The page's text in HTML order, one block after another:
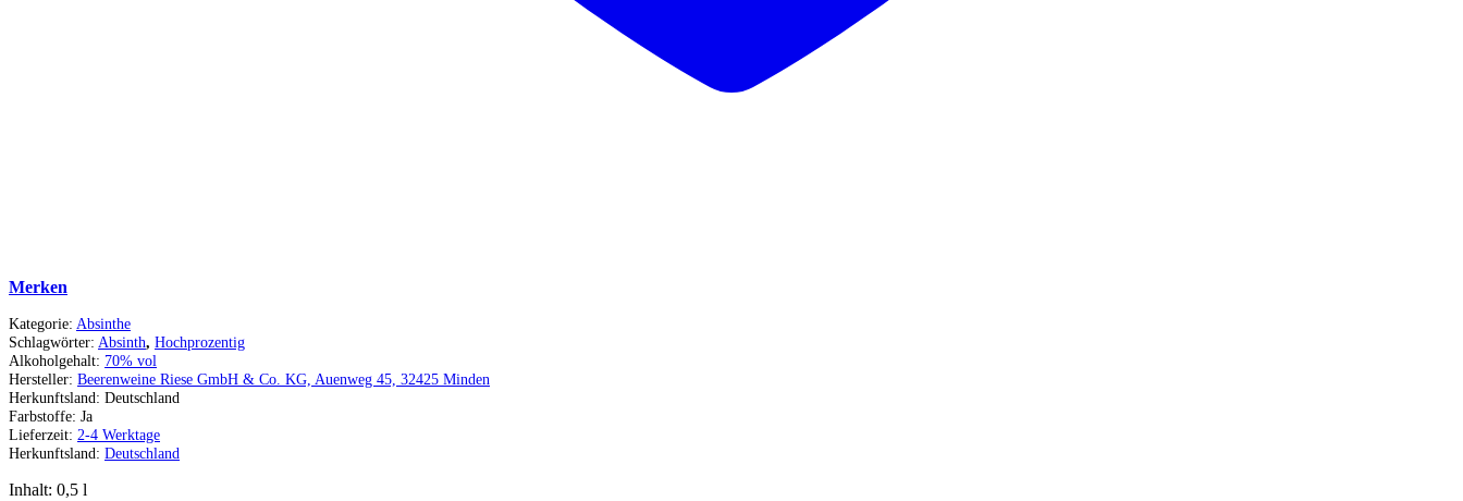
Merken
Kategorie: Absinthe
Schlagwörter: Absinth, Hochprozentig
Alkoholgehalt: 70% vol
Hersteller: Beerenweine Riese GmbH & Co. KG, Auenweg 45, 32425 Minden
Herkunftsland: Deutschland
Farbstoffe: Ja
Lieferzeit: 2-4 Werktage
Herkunftsland: Deutschland
Inhalt: 0,5 l